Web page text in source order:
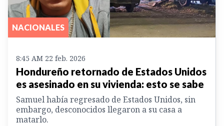
NACIONALES
8:45 AM 22 feb. 2026
Hondureño retornado de Estados Unidos
es asesinado en su vivienda: esto se sabe
Samuel había regresado de Estados Unidos, sin
embargo, desconocidos llegaron a su casa a
matarlo.